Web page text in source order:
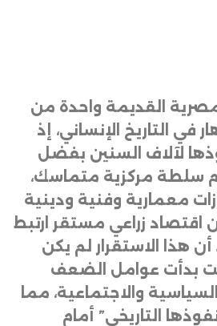
القديمة واحدة من
في التاريخ الإنساني، إذ
لآلاف السنين بفضل
سلطة مركزية متماسك،
معمارية وفنية ودينية
اقتصاد زراعي مستقر ارتبط
هذا الاستقرار لم يكن
بدأت عوامل الضعف
والاجتماعية، مما
التاريخي” أمام